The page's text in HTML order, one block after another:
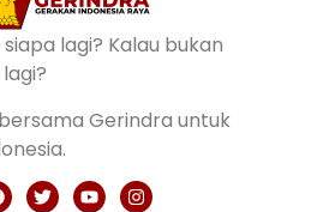
lagi? Kalau bukan
Gerindra untuk